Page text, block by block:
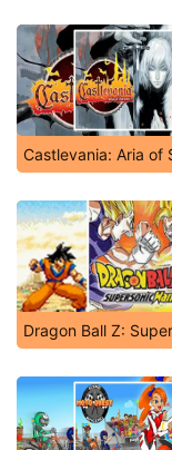
Castlevania: Aria of
Dragon Ball Z: